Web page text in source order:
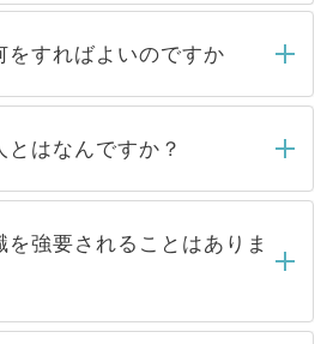
をすればよいのですか
きましたら、弊社担当者がご
認し、その後メールもしくは
5営業日以内にはご連絡をせて
ので、しばらくお待ちくださ
とはなんですか？
で取り扱っている求人の
、Webサイトからご覧いただ
開求人」です。非公開求人は
よって、一般には公開してい
を強要されることはありま
強要することは一切ありませ